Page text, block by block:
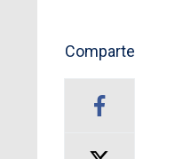
Comparte